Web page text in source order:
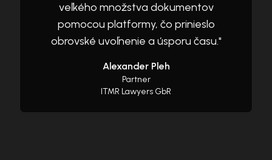
veľkého množstva dokumentov
pomocou platformy, čo prinieslo
obrovské uvoľnenie a úsporu času."
Alexander Pleh
Partner
ITMR Lawyers GbR